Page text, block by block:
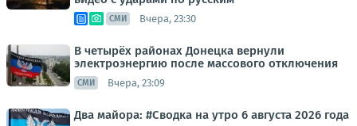
СМИ Вчера, 23:30
В четырёх районах Донецка вернули
электроэнергию после массового отключения
СМИ Вчера, 23:09
Два майора: #Сводка на утро 6 августа 2026 года